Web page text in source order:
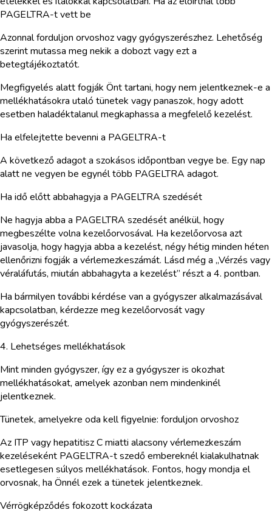
PAGELTRA-t vett be
Azonnal forduljon orvoshoz vagy gyógyszerészhez. Lehetőség
szerint mutassa meg nekik a dobozt vagy ezt a
betegtájékoztatót.
Megfigyelés alatt fogják Önt tartani, hogy nem jelentkeznek-e a
mellékhatásokra utaló tünetek vagy panaszok, hogy adott
esetben haladéktalanul megkaphassa a megfelelő kezelést.
Ha elfelejtette bevenni a PAGELTRA-t
A következő adagot a szokásos időpontban vegye be. Egy nap
alatt ne vegyen be egynél több PAGELTRA adagot.
Ha idő előtt abbahagyja a PAGELTRA szedését
Ne hagyja abba a PAGELTRA szedését anélkül, hogy
megbeszélte volna kezelőorvosával. Ha kezelőorvosa azt
javasolja, hogy hagyja abba a kezelést, négy hétig minden héten
ellenőrizni fogják a vérlemezkeszámát. Lásd még a „Vérzés vagy
véraláfutás, miután abbahagyta a kezelést” részt a 4. pontban.
Ha bármilyen további kérdése van a gyógyszer alkalmazásával
kapcsolatban, kérdezze meg kezelőorvosát vagy
gyógyszerészét.
4. Lehetséges mellékhatások
Mint minden gyógyszer, így ez a gyógyszer is okozhat
mellékhatásokat, amelyek azonban nem mindenkinél
jelentkeznek.
Tünetek, amelyekre oda kell figyelnie: forduljon orvoshoz
Az ITP vagy hepatitisz C miatti alacsony vérlemezkeszám
kezeléseként PAGELTRA-t szedő embereknél kialakulhatnak
esetlegesen súlyos mellékhatások. Fontos, hogy mondja el
orvosnak, ha Önnél ezek a tünetek jelentkeznek.
Vérrögképződés fokozott kockázata